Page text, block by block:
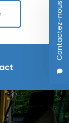
Contactez-nous